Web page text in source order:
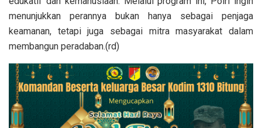
menunjukkan perannya bukan hanya sebagai penjaga
keamanan, tetapi juga sebagai mitra masyarakat dalam
membangun peradaban.(rd)